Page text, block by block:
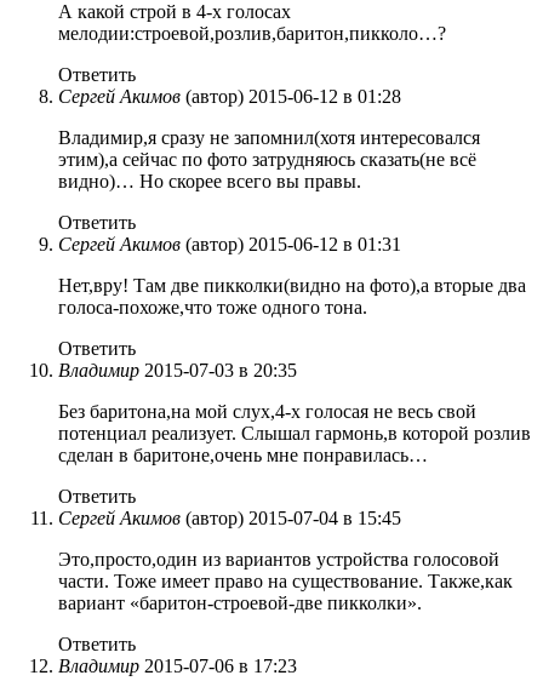
А какой строй в 4-х голосах
мелодии:строевой,розлив,баритон,пикколо…?
Ответить
Сергей Акимов (автор) 2015-06-12 в 01:28
Владимир,я сразу не запомнил(хотя интересовался
этим),а сейчас по фото затрудняюсь сказать(не всё
видно)… Но скорее всего вы правы.
Ответить
Сергей Акимов (автор) 2015-06-12 в 01:31
Нет,вру! Там две пикколки(видно на фото),а вторые два
голоса-похоже,что тоже одного тона.
Ответить
Владимир 2015-07-03 в 20:35
Без баритона,на мой слух,4-х голосая не весь свой
потенциал реализует. Слышал гармонь,в которой розлив
сделан в баритоне,очень мне понравилась…
Ответить
Сергей Акимов (автор) 2015-07-04 в 15:45
Это,просто,один из вариантов устройства голосовой
части. Тоже имеет право на существование. Также,как
вариант «баритон-строевой-две пикколки».
Ответить
Владимир 2015-07-06 в 17:23